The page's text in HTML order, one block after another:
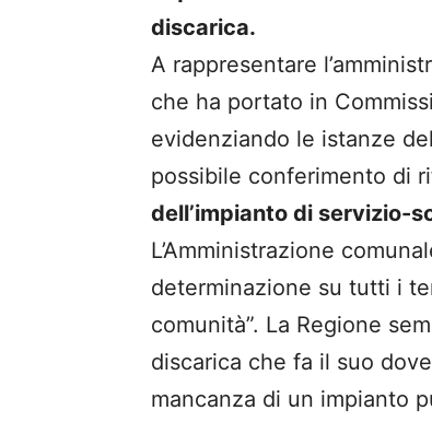
discarica.
A rappresentare
che ha portato in
evidenziando le istanze
possibile conferimento di
dell’impianto di servizio-
L’Amministrazione
determinazione su tutti i
comunità”. La Regione
discarica che fa il suo
mancanza di un impianto